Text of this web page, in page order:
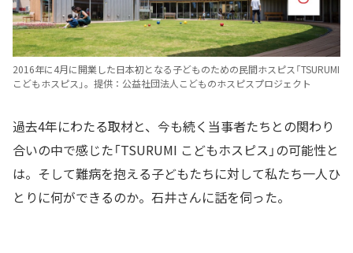
2016年に4月に開業した日本初となる子どものための民間ホスピス「TSURUMI
こどもホスピス」。提供：公益社団法人こどものホスピスプロジェクト
過去4年にわたる取材と、今も続く当事者たちとの関わり
合いの中で感じた「TSURUMI こどもホスピス」の可能性と
は。そして難病を抱える子どもたちに対して私たち一人ひ
とりに何ができるのか。石井さんに話を伺った。